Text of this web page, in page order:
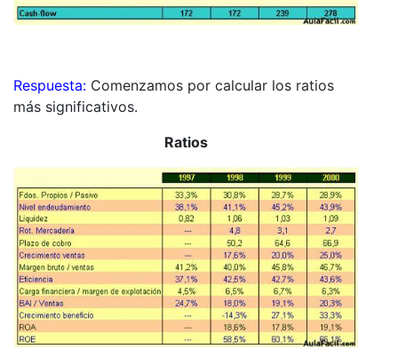
Respuesta: Comenzamos por calcular los ratios
más significativos.
Ratios